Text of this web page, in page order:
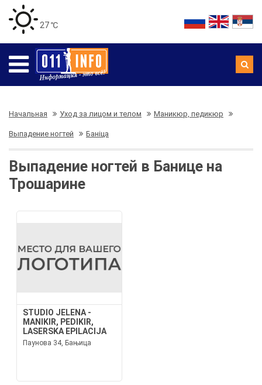
27 ℃
Начальная Уход за лицом и телом Маникюр, педикюр
Выпадение ногтей Баніца
Выпадение ногтей в Банице на
Трошарине
STUDIO JELENA -
MANIKIR, PEDIKIR,
LASERSKA EPILACIJA
Паунова 34, Бањица